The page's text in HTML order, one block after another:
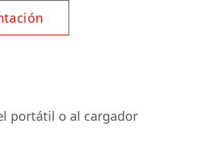
portátil o al cargador